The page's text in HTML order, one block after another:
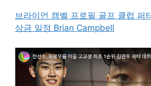
브라이언 캠벨 프로필 골프 클럽 퍼
상금 일정 Brian Campbell